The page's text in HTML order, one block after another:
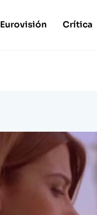
Eurovisión Crítica